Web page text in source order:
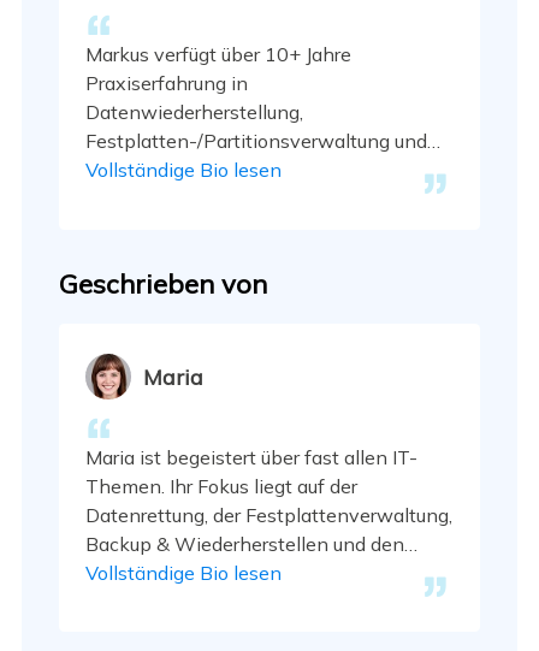
Markus verfügt über 10+ Jahre
Praxiserfahrung in
Datenwiederherstellung,
Festplatten-/Partitionsverwaltung und
Multimedia-Technologien. Er beherrscht
liebt er Filme, Reisen und kulinarische
Vollständige Bio lesen
Geschrieben von
Maria
Maria ist begeistert über fast allen IT-
Themen. Ihr Fokus liegt auf der
Datenrettung, der Festplattenverwaltung,
Backup & Wiederherstellen und den
Multimedien. Diese Artikel umfassen die
Vollständige Bio lesen